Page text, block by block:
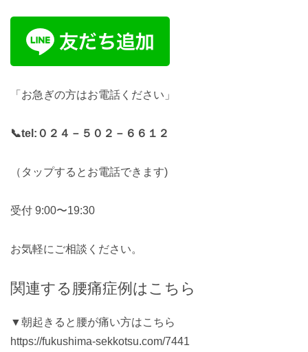
「お急ぎの方はお電話ください」
📞tel: ０２４－５０２－６６１２
（タップするとお電話できます)
受付 9:00〜19:30
お気軽にご相談ください。
関連する腰痛症例はこちら
▼朝起きると腰が痛い方はこちら
https://fukushima-sekkotsu.com/7441